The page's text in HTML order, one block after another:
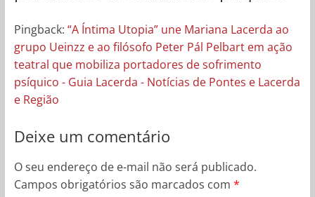
Pingback: “A Íntima Utopia” une Mariana Lacerda ao
grupo Ueinzz e ao filósofo Peter Pál Pelbart em ação
teatral que mobiliza portadores de sofrimento
psíquico - Guia Lacerda - Notícias de Pontes e Lacerda
e Região
Deixe um comentário
O seu endereço de e-mail não será publicado.
Campos obrigatórios são marcados com *